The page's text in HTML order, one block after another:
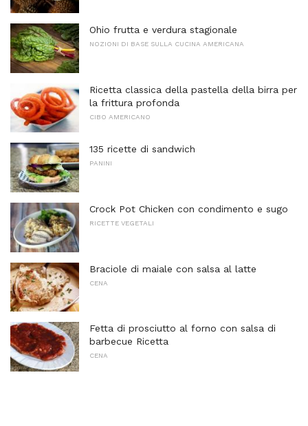
Ohio frutta e verdura stagionale
NOZIONI DI BASE SULLA CUCINA AMERICANA
Ricetta classica della pastella della birra per
la frittura profonda
CIBO AMERICANO
135 ricette di sandwich
PANINI
Crock Pot Chicken con condimento e sugo
RICETTE VEGETALI
Braciole di maiale con salsa al latte
CENA
Fetta di prosciutto al forno con salsa di
barbecue Ricetta
CENA